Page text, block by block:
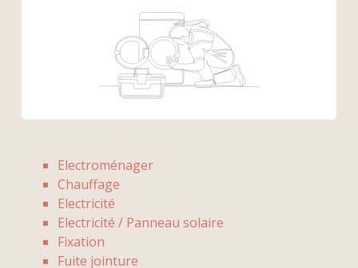
Electroménager
Chauffage
Electricité
Electricité / Panneau solaire
Fixation
Fuite jointure